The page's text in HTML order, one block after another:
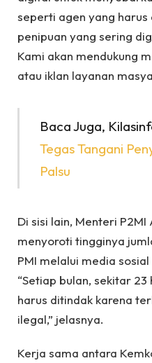
seperti agen yang
penipuan yang sering
Kami akan mendukung
atau iklan layanan
Baca Juga,
Tegas Tangani
Palsu
Di sisi lain, Menteri
menyoroti tingginya
PMI melalui media
“Setiap bulan, sekitar
harus ditindak karena
ilegal,” jelasnya.
Kerja sama antara